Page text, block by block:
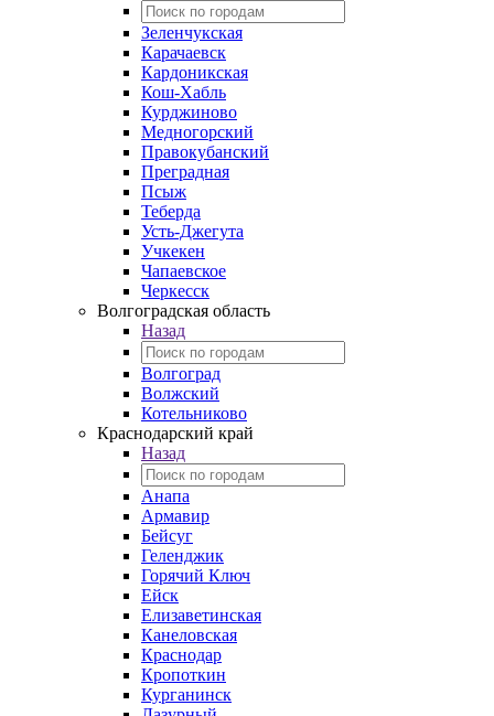
Зеленчукская
Карачаевск
Кардоникская
Кош-Хабль
Курджиново
Медногорский
Правокубанский
Преградная
Псыж
Теберда
Усть-Джегута
Учкекен
Чапаевское
Черкесск
Волгоградская область
Назад
Волгоград
Волжский
Котельниково
Краснодарский край
Назад
Анапа
Армавир
Бейсуг
Геленджик
Горячий Ключ
Ейск
Елизаветинская
Канеловская
Краснодар
Кропоткин
Курганинск